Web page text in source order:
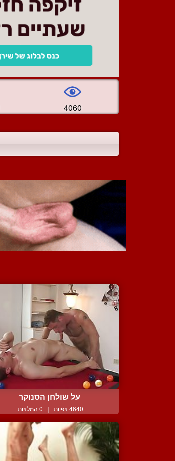
4060
על שולחן הסנוקר
4640 צפיות | 0 המלצות